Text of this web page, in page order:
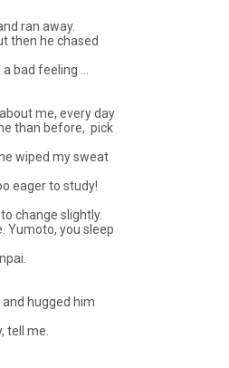
ran away.
then he chased
bad feeling ...
me, every day
than before, pick
wiped my sweat
eager to study!
change slightly.
Yumoto, you sleep
hugged him
tell me.